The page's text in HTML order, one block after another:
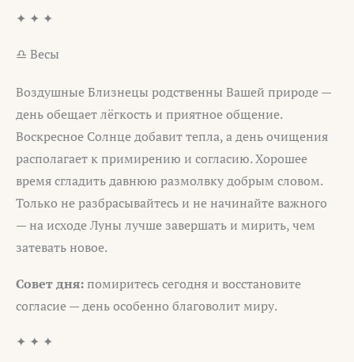
✦ ✦ ✦
♎ Весы
Воздушные Близнецы родственны Вашей природе —
день обещает лёгкость и приятное общение.
Воскресное Солнце добавит тепла, а день очищения
располагает к примирению и согласию. Хорошее
время сгладить давнюю размолвку добрым словом.
Только не разбрасывайтесь и не начинайте важного
— на исходе Луны лучше завершать и мирить, чем
затевать новое.
Совет дня: помиритесь сегодня и восстановите
согласие — день особенно благоволит миру.
✦ ✦ ✦